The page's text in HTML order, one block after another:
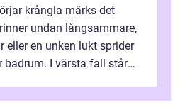
krångla märks det
undan långsammare,
eller en unken lukt sprider
badrum. I värsta fall står